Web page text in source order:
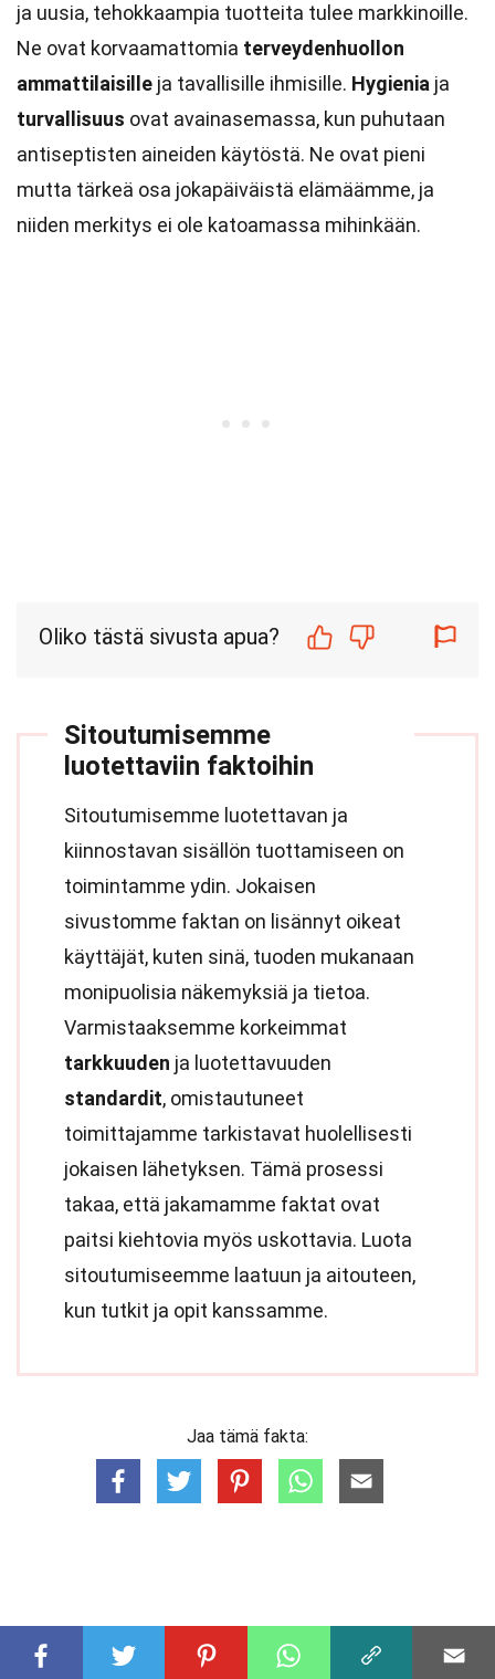
ja uusia, tehokkaampia tuotteita tulee markkinoille.
Ne ovat korvaamattomia terveydenhuollon
ammattilaisille ja tavallisille ihmisille. Hygienia ja
turvallisuus ovat avainasemassa, kun puhutaan
antiseptisten aineiden käytöstä. Ne ovat pieni
mutta tärkeä osa jokapäiväistä elämäämme, ja
niiden merkitys ei ole katoamassa mihinkään.
Oliko tästä sivusta apua?
Sitoutumisemme
luotettaviin faktoihin
Sitoutumisemme luotettavan ja
kiinnostavan sisällön tuottamiseen on
toimintamme ydin. Jokaisen
sivustomme faktan on lisännyt oikeat
käyttäjät, kuten sinä, tuoden mukanaan
monipuolisia näkemyksiä ja tietoa.
Varmistaaksemme korkeimmat
tarkkuuden ja luotettavuuden
standardit, omistautuneet
toimittajamme tarkistavat huolellisesti
jokaisen lähetyksen. Tämä prosessi
takaa, että jakamamme faktat ovat
paitsi kiehtovia myös uskottavia. Luota
sitoutumiseemme laatuun ja aitouteen,
kun tutkit ja opit kanssamme.
Jaa tämä fakta: